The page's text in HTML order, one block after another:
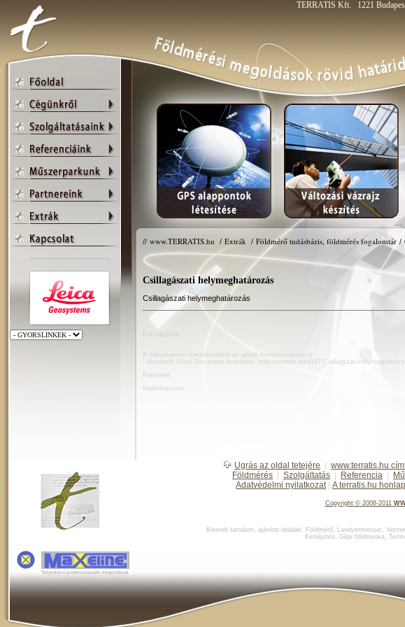
TERRATIS Kft. 1221
// www.TERRATIS.hu / Extrák / Földmérő tudásbázis, földmérés fogalomtár /
Csillagászati helymeghatározás
Csillagászati helymeghatározás
A dokumentum megtekinthető az alábbi formátumokban is:
- Microsoft Word Document formátum:
http://terratis.hu/d167-Csillagszati-
Partnerek
MaXeline.com
Ugrás az oldal tetejére www.terratis.hu
Földmérés
Szolgáltatás Referencia
Adatvédelmi nyilatkozat
A terratis.hu
Copyright©2008-2011
Kiemelt tartalom, ajánlott oldalak: Földmérő, Landvermesser,
Kertépítés , Gépi földmunka,